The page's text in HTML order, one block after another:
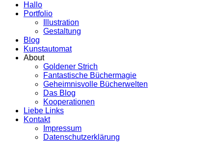
Hallo
Portfolio
Illustration
Gestaltung
Blog
Kunstautomat
About
Goldener Strich
Fantastische Büchermagie
Geheimnisvolle Bücherwelten
Das Blog
Kooperationen
Liebe Links
Kontakt
Impressum
Datenschutzerklärung